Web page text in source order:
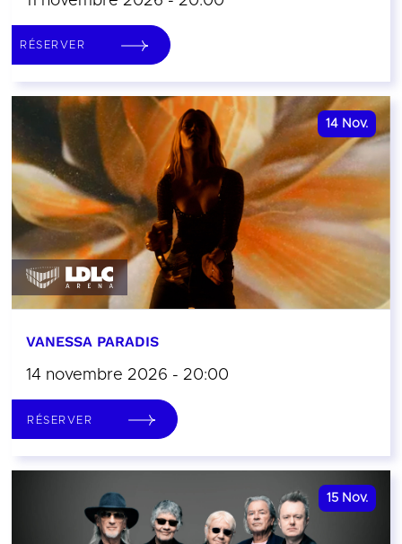
RÉSERVER
14 Nov.
VANESSA PARADIS
14 novembre 2026 - 20:00
RÉSERVER
15 Nov.